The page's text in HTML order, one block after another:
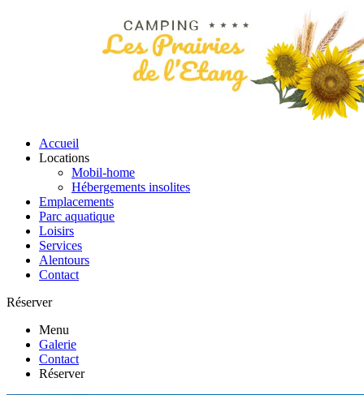
Accueil
Locations
Mobil-home
Hébergements insolites
Emplacements
Parc aquatique
Loisirs
Services
Alentours
Contact
Réserver
Menu
Galerie
Contact
Réserver